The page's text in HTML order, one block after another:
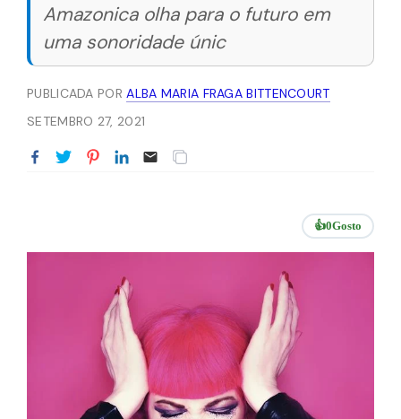
Amazonica olha para o futuro em
uma sonoridade únic
PUBLICADA PORALBA MARIA FRAGA BITTENCOURT
SETEMBRO 27, 2021
👍0Gosto